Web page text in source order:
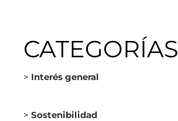
CATEGORÍAS
> Interés general
> Sostenibilidad